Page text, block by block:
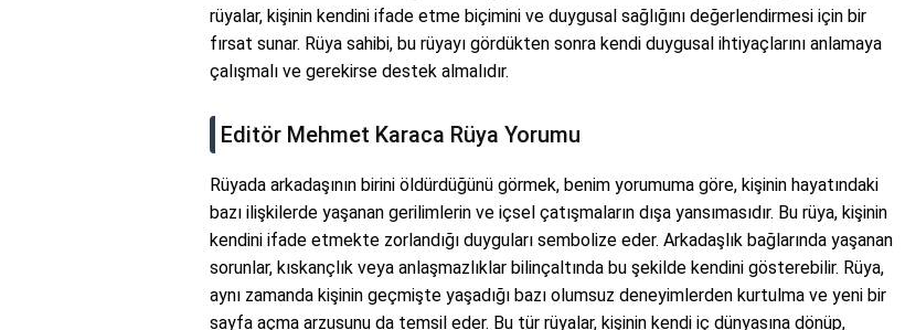
rüyalar, kişinin kendini ifade etme biçimini ve duygusal sağlığını değerlendirmesi için bir
fırsat sunar. Rüya sahibi, bu rüyayı gördükten sonra kendi duygusal ihtiyaçlarını anlamaya
çalışmalı ve gerekirse destek almalıdır.
Editör Mehmet Karaca Rüya Yorumu
Rüyada arkadaşının birini öldürdüğünü görmek, benim yorumuma göre, kişinin hayatındaki
bazı ilişkilerde yaşanan gerilimlerin ve içsel çatışmaların dışa yansımasıdır. Bu rüya, kişinin
kendini ifade etmekte zorlandığı duyguları sembolize eder. Arkadaşlık bağlarında yaşanan
sorunlar, kıskançlık veya anlaşmazlıklar bilinçaltında bu şekilde kendini gösterebilir. Rüya,
aynı zamanda kişinin geçmişte yaşadığı bazı olumsuz deneyimlerden kurtulma ve yeni bir
sayfa açma arzusunu da temsil eder. Bu tür rüyalar, kişinin kendi iç dünyasına dönüp,